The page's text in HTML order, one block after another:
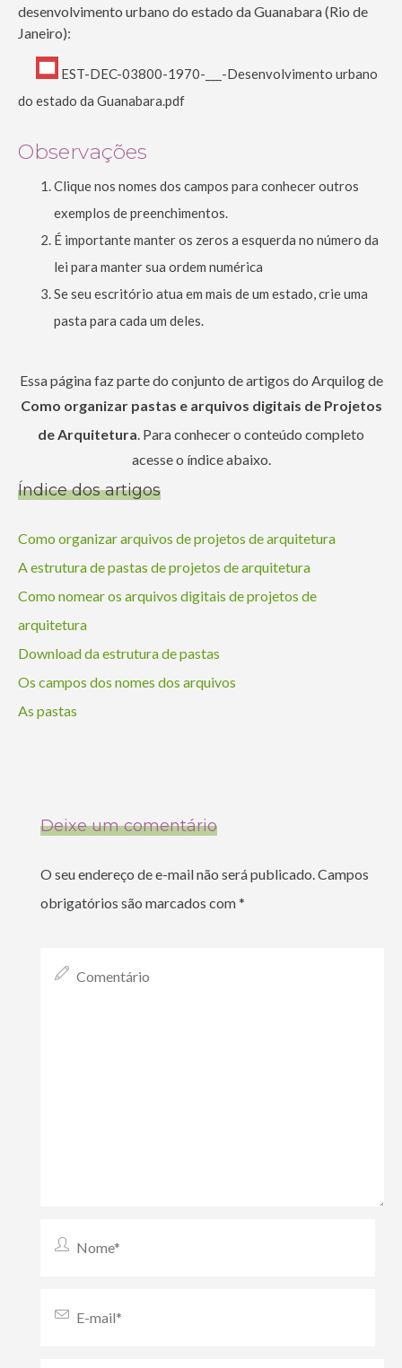
desenvolvimento urbano do estado da Guanabara (Rio de
Janeiro):
EST-DEC-03800-1970-___-Desenvolvimento urbano
do estado da Guanabara.pdf
Observações
Clique nos nomes dos campos para conhecer outros
exemplos de preenchimentos.
É importante manter os zeros a esquerda no número da
lei para manter sua ordem numérica
Se seu escritório atua em mais de um estado, crie uma
pasta para cada um deles.
Essa página faz parte do conjunto de artigos do Arquilog de
Como organizar pastas e arquivos digitais de Projetos
de Arquitetura. Para conhecer o conteúdo completo
acesse o índice abaixo.
Índice dos artigos
Como organizar arquivos de projetos de arquitetura
A estrutura de pastas de projetos de arquitetura
Como nomear os arquivos digitais de projetos de
arquitetura
Download da estrutura de pastas
Os campos dos nomes dos arquivos
As pastas
Deixe um comentário
O seu endereço de e-mail não será publicado.Campos
obrigatórios são marcados com*